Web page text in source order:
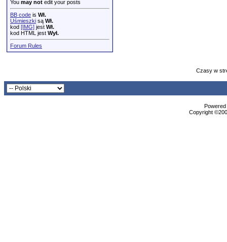
You may not edit your posts
BB code is Wł.
Uśmieszki są Wł.
kod [IMG] jest Wł.
kod HTML jest Wył.
Forum Rules
Czasy w
Copyright